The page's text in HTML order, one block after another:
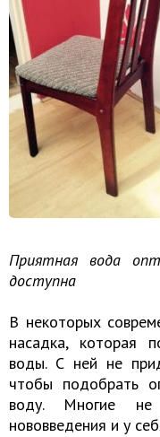
Приятная вода
доступна
В некоторых
насадка, которая
воды. С ней не
чтобы подобрать
воду. Многие
нововведения и у